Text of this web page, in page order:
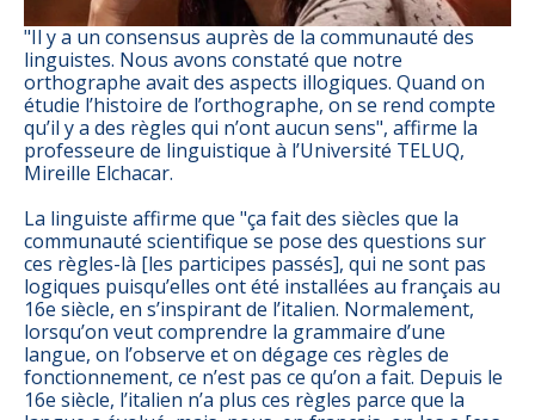
Il y a un consensus auprès de la communauté des
linguistes. Nous avons constaté que notre
orthographe avait des aspects illogiques. Quand on
étudie l’histoire de l’orthographe, on se rend compte
qu’il y a des règles qui n’ont aucun sens , affirme la
professeure de linguistique à l’Université TELUQ,
Mireille Elchacar.
La linguiste affirme que ça fait des siècles que la
communauté scientifique se pose des questions sur
ces règles-là [les participes passés], qui ne sont pas
logiques puisqu’elles ont été installées au français au
16e siècle, en s’inspirant de l’italien. Normalement,
lorsqu’on veut comprendre la grammaire d’une
langue, on l’observe et on dégage ces règles de
fonctionnement, ce n’est pas ce qu’on a fait. Depuis le
16e siècle, l’italien n’a plus ces règles parce que la